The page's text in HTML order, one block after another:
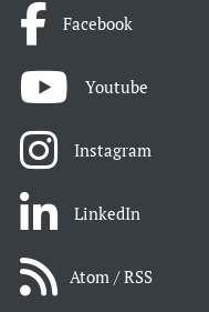
Facebook
Youtube
Instagram
LinkedIn
Atom / RSS